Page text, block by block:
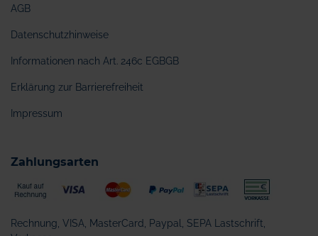
AGB
Datenschutzhinweise
Informationen nach Art. 246c EGBGB
Erklärung zur Barrierefreiheit
Impressum
Zahlungsarten
Rechnung, VISA, MasterCard, Paypal, SEPA Lastschrift,